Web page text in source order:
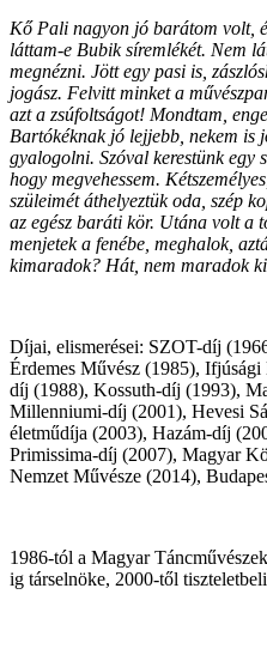
Kő Pali nagyon jó barátom volt,
láttam-e Bubik síremlékét. Nem
megnézni. Jött egy pasi is,
jogász. Felvitt minket a
azt a zsúfoltságot! Mondtam,
Bartókéknak jó lejjebb, nekem is
gyalogolni. Szóval kerestünk egy
hogy megvehessem.
szüleimét áthelyeztük oda, szép
az egész baráti kör. Utána volt a
menjetek a fenébe, meghalok,
kimaradok? Hát, nem maradok
Díjai, elismerései: SZOT-díj
Érdemes Művész (1985),
díj (1988), Kossuth-díj (1993),
Millenniumi-díj (2001), Hevesi
életműdíja (2003), Hazám-díj
Primissima-díj (2007), Magyar
Nemzet Művésze (2014),
1986-tól a Magyar
ig társelnöke, 2000-től